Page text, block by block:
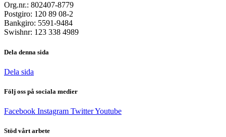
Org.nr.: 802407-8779
Postgiro: 120 89 08-2
Bankgiro: 5591-9484
Swishnr: 123 338 4989
Dela denna sida
Dela sida
Följ oss på sociala medier
Facebook Instagram TwitterYoutube
Stöd vårt arbete